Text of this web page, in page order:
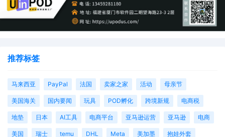
推荐标签
马来西亚 PayPal 法国 卖家之家 活动 母亲节
美国海关 国内要闻 玩具 POD孵化 跨境新规 电商税
地垫 日本 AI工具 电商平台 亚马逊运营 亚马逊 电商
美国 瑞士 temu DHL Meta 美加墨 抱娃外套